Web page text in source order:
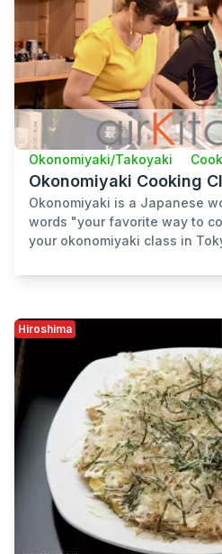
Okonomiyaki/Takoyaki
Okonomiyaki Cooking
Okonomiyaki is a Japanese
words "your favorite way to
your okonomiyaki class in
Hiroshima